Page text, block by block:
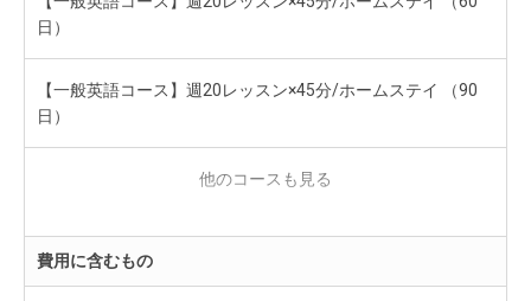
日）
【一般英語コース】週20レッスン×45分/ホームステイ （90
日）
【一般英語コース】週27レッスン×45分/ホームステイ ※要学
費用に含むもの